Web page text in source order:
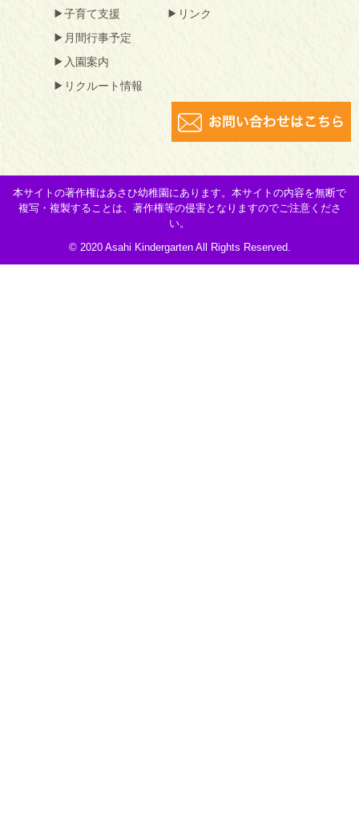
子育て支援
月間行事予定
入園案内
リクルート情報
リンク
本サイトの著作権はあさひ幼稚園にあります。本サイトの内容を無断で
複写・複製することは、著作権等の侵害となりますのでご注意くださ
い。
© 2020 Asahi Kindergarten All Rights Reserved.